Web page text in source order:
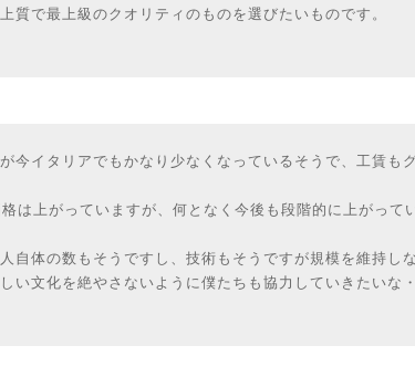
質で最上級のクオリティのものを選びたいものです。
今イタリアでもかなり少なくなっているそうで、工賃も
は上がっていますが、何となく今後も段階的に上がって
自体の数もそうですし、技術もそうですが規模を維持し
い文化を絶やさないように僕たちも協力していきたいな